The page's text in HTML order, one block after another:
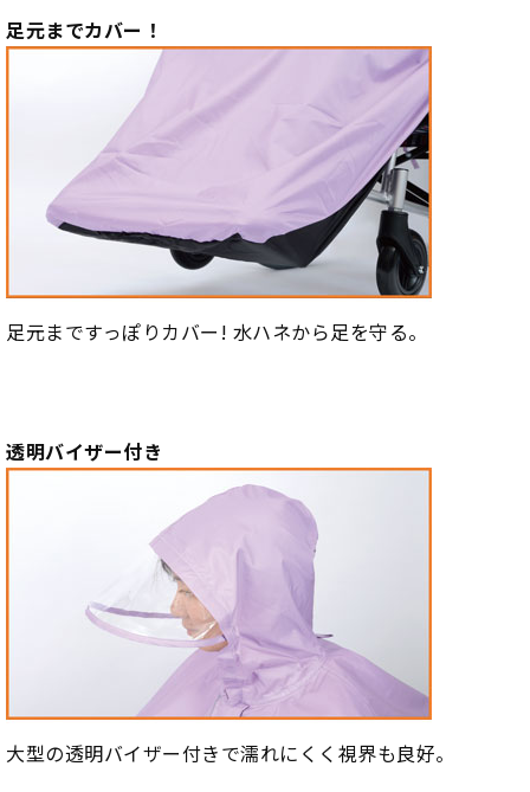
足元までカバー！
足元まですっぽりカバー! 水ハネから足を守る。
透明バイザー付き
大型の透明バイザー付きで濡れにくく視界も良好。